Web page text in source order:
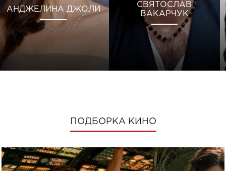
АНДЖЕЛИНА ДЖОЛИ
СВЯТОСЛАВ
ВАКАРЧУК
ПОДБОРКА КИНО